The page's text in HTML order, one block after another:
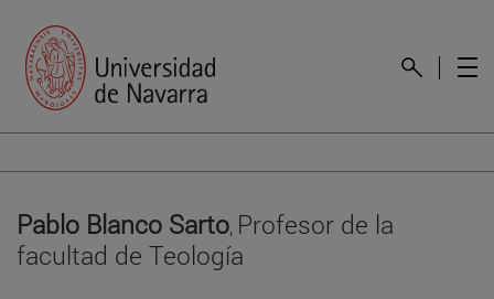
Pablo Blanco Sarto, Profesor de la
facultad de Teología